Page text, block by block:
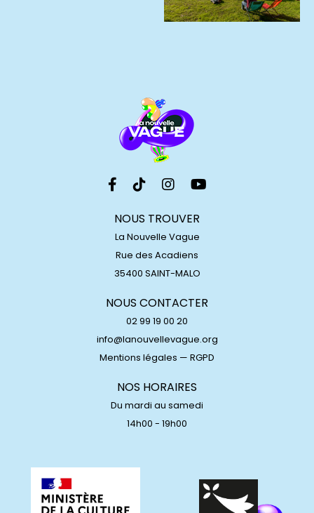
NOUS TROUVER
La Nouvelle Vague
Rue des Acadiens
35400 SAINT-MALO
NOUS CONTACTER
02 99 19 00 20
info@lanouvellevague.org
Mentions légales — RGPD
NOS HORAIRES
Du mardi au samedi
14h00 - 19h00